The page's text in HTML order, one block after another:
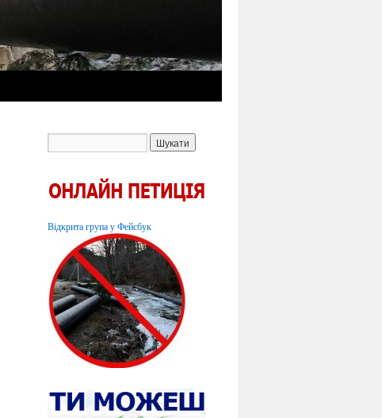
Відкрита група у Фейсбук